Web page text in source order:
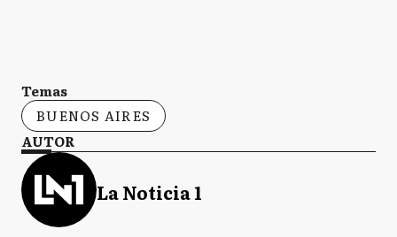
Temas
BUENOS AIRES
AUTOR
La Noticia 1